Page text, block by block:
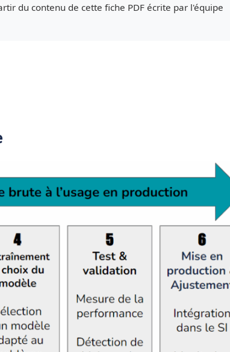
du contenu de cette fiche PDF écrite par l'équipe